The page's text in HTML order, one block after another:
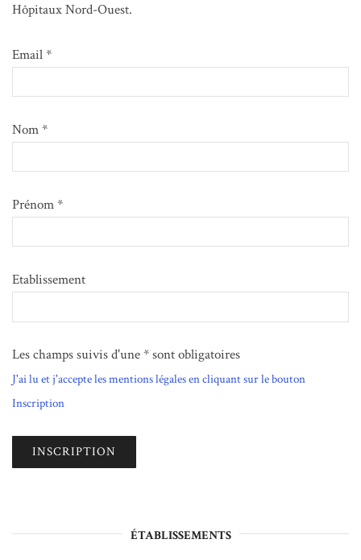
Hôpitaux Nord-Ouest.
Email *
Nom *
Prénom *
Etablissement
Les champs suivis d'une * sont obligatoires
J'ai lu et j'accepte les mentions légales en cliquant sur le bouton
Inscription
ÉTABLISSEMENTS